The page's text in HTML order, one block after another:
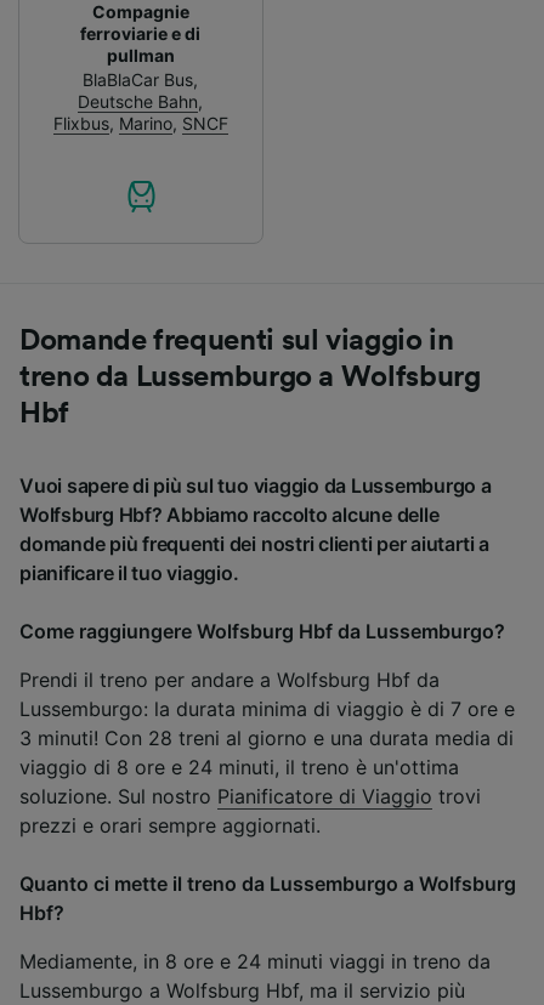
Compagnie
ferroviarie e di
pullman
BlaBlaCar Bus,
Deutsche Bahn,
Flixbus, Marino, SNCF
Domande frequenti sul viaggio in
treno da Lussemburgo a Wolfsburg
Hbf
Vuoi sapere di più sul tuo viaggio da Lussemburgo a
Wolfsburg Hbf? Abbiamo raccolto alcune delle
domande più frequenti dei nostri clienti per aiutarti a
pianificare il tuo viaggio.
Come raggiungere Wolfsburg Hbf da Lussemburgo?
Prendi il treno per andare a Wolfsburg Hbf da
Lussemburgo: la durata minima di viaggio è di 7 ore e
3 minuti! Con 28 treni al giorno e una durata media di
viaggio di 8 ore e 24 minuti, il treno è un'ottima
soluzione. Sul nostro Pianificatore di Viaggio trovi
prezzi e orari sempre aggiornati.
Quanto ci mette il treno da Lussemburgo a Wolfsburg
Hbf?
Mediamente, in 8 ore e 24 minuti viaggi in treno da
Lussemburgo a Wolfsburg Hbf, ma il servizio più